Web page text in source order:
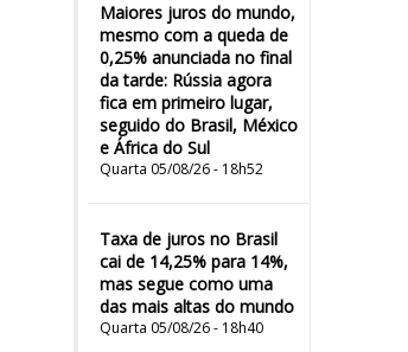
Maiores juros do mundo,
mesmo com a queda de
0,25% anunciada no final
da tarde: Rússia agora
fica em primeiro lugar,
seguido do Brasil, México
e África do Sul
Quarta 05/08/26 - 18h52
Taxa de juros no Brasil
cai de 14,25% para 14%,
mas segue como uma
das mais altas do mundo
Quarta 05/08/26 - 18h40